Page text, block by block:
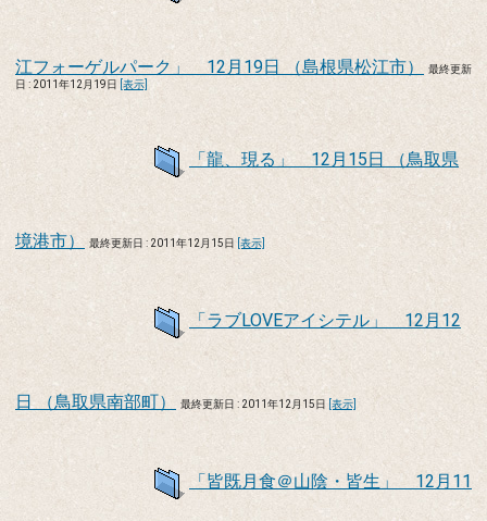
江フォーゲルパーク」 12月19日 （島根県松江市）
最終更新
日 : 2011年12月19日
[表示]
「龍、現る」 12月15日 （鳥取県
境港市） 最終更新日 : 2011年12月15日 [表示]
「ラブLOVEアイシテル」 12月12
日 （鳥取県南部町） 最終更新日 : 2011年12月15日 [表示]
「皆既月食＠山陰・皆生」 12月11